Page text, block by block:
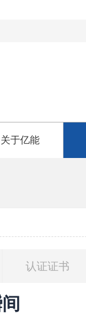
关于亿能
认证证书